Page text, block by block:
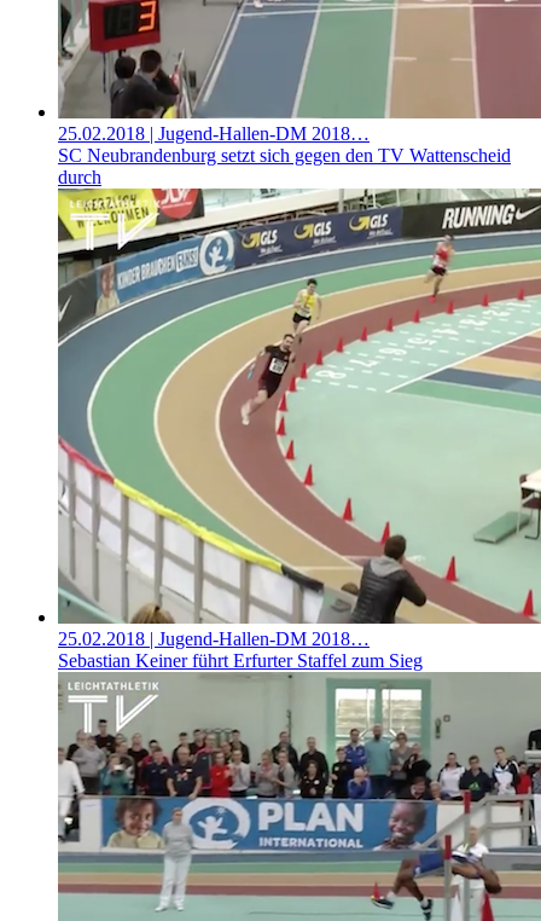
25.02.2018 | Jugend-Hallen-DM 2018…
SC Neubrandenburg setzt sich gegen den TV Wattenscheid
durch
25.02.2018 | Jugend-Hallen-DM 2018…
Sebastian Keiner führt Erfurter Staffel zum Sieg